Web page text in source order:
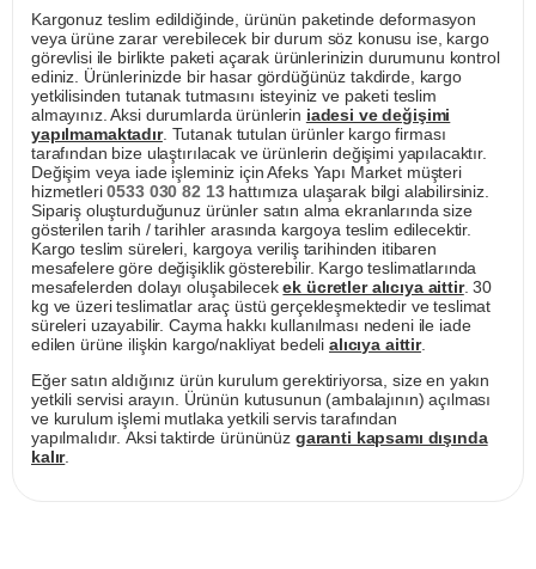
Kargonuz teslim edildiğinde, ürünün paketinde deformasyon
veya ürüne zarar verebilecek bir durum söz konusu ise, kargo
görevlisi ile birlikte paketi açarak ürünlerinizin durumunu kontrol
ediniz. Ürünlerinizde bir hasar gördüğünüz takdirde, kargo
yetkilisinden tutanak tutmasını isteyiniz ve paketi teslim
almayınız. Aksi durumlarda ürünlerin iadesi ve değişimi
yapılmamaktadır. Tutanak tutulan ürünler kargo firması
tarafından bize ulaştırılacak ve ürünlerin değişimi yapılacaktır.
Değişim veya iade işleminiz için Afeks Yapı Market müşteri
hizmetleri0533 030 82 13hattımıza ulaşarak bilgi alabilirsiniz.
Sipariş oluşturduğunuz ürünler satın alma ekranlarında size
gösterilen tarih / tarihler arasında kargoya teslim edilecektir.
Kargo teslim süreleri, kargoya veriliş tarihinden itibaren
mesafelere göre değişiklik gösterebilir. Kargo teslimatlarında
mesafelerden dolayı oluşabilecekek ücretler alıcıya aittir. 30
kg ve üzeri teslimatlar araç üstü gerçekleşmektedir ve teslimat
süreleri uzayabilir. Cayma hakkı kullanılması nedeni ile iade
edilen ürüne ilişkin kargo/nakliyat bedeli alıcıya aittir.
Eğer satın aldığınız ürün kurulum gerektiriyorsa, size en yakın
yetkili servisi arayın. Ürünün kutusunun (ambalajının) açılması
ve kurulum işlemi mutlaka yetkili servis tarafından
yapılmalıdır. Aksi taktirde ürününüz garanti kapsamı dışında
kalır.